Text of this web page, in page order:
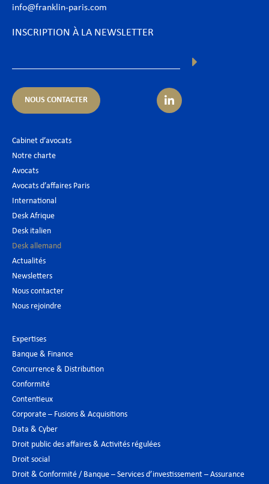
info@franklin-paris.com
INSCRIPTION À LA NEWSLETTER
NOUS CONTACTER
Cabinet d’avocats
Notre charte
Avocats
Avocats d’affaires Paris
International
Desk Afrique
Desk italien
Desk allemand
Actualités
Newsletters
Nous contacter
Nous rejoindre
Expertises
Banque & Finance
Concurrence & Distribution
Conformité
Contentieux
Corporate – Fusions & Acquisitions
Data & Cyber
Droit public des affaires & Activités régulées
Droit social
Droit & Conformité / Banque – Services d’investissement – Assurance